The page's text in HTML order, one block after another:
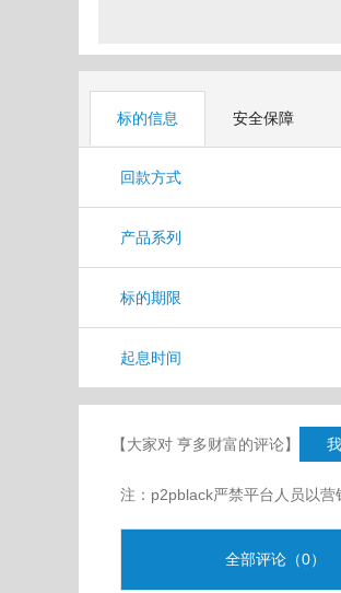
标的信息 安全保障
回款方式
产品系列
标的期限
起息时间
【大家对 亨多财富的评论】
注：p2pblack严禁平台人员以
全部评论（0）